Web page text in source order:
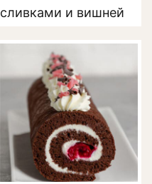
сливками и вишней